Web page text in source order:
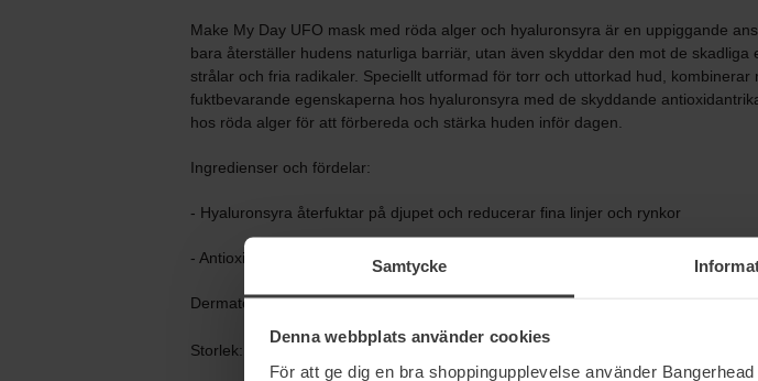
Samtycke
Denna webbplats använder cookies
För att ge dig en bra shoppingupplevelse använder
Make My Day UFO mask med röda alger och hyaluronsyra är en uppiggande
bara återställer hudens naturliga barriär, utan även skyddar den mot de skadliga
strålar och fria radikaler. Speciellt utformad för torr och uttorkad hud, kombinerar
fuktbevarande egenskaperna hos hyaluronsyra med de skyddande
hos röda alger för att förbereda och stärka huden inför dagen.
Ingredienser och fördelar:
- Hyaluronsyra återfuktar på djupet och reducerar fina linjer och rynkor
- Antioxidantrik röd alg skapar en skyddande barriär mot fria radikaler
Dermatologiskt testad, vegansk och djurvänlig. Varje förpackning innehåller 7
Storlek: 42 g